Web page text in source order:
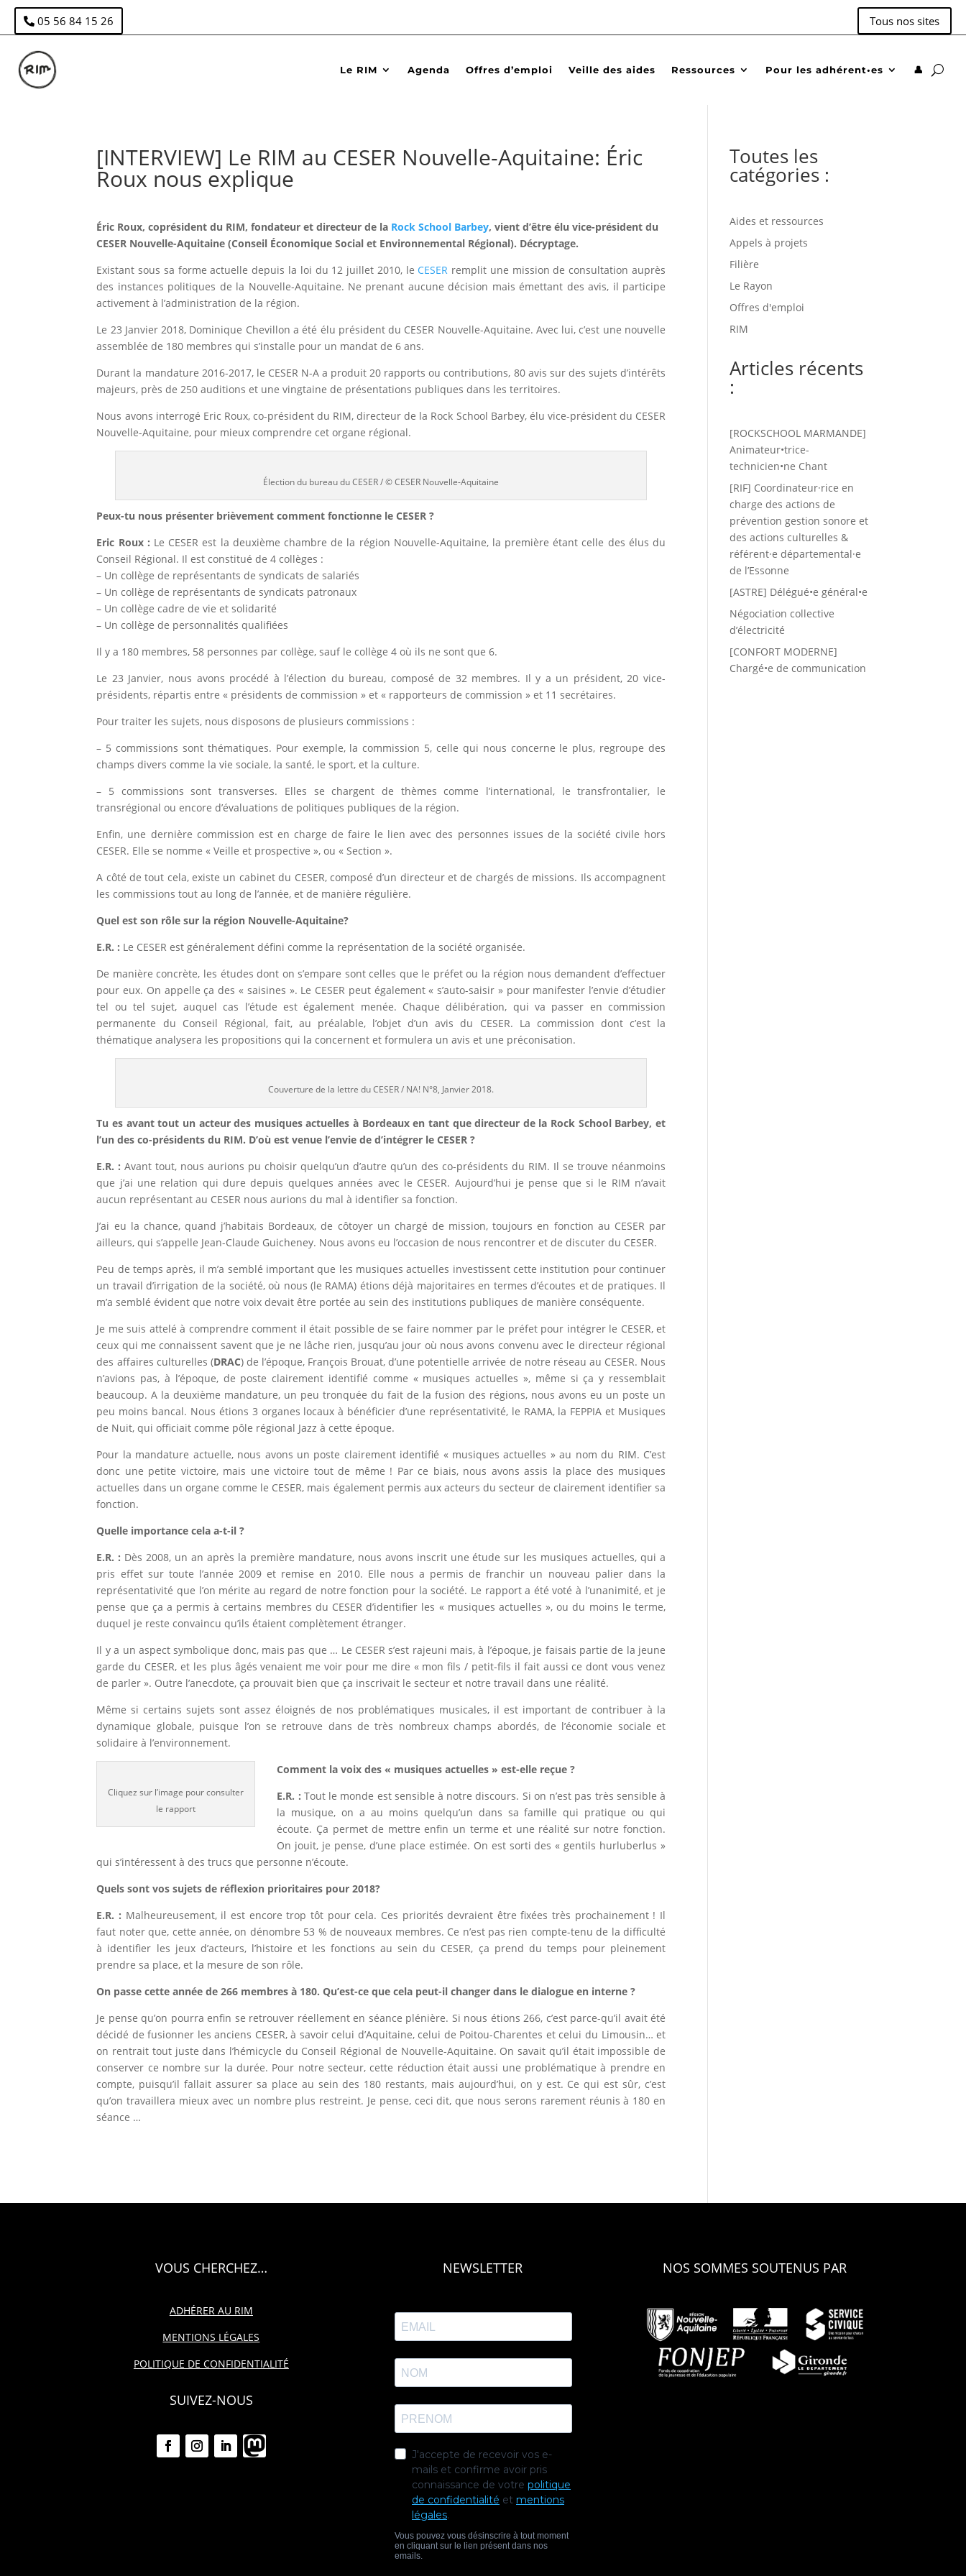
05 56 84 15 26 Tous nos sites
Le RIM Agenda Offres d’emploi Veille des aides Ressources Pour les adhérent•es 👤
[INTERVIEW] Le RIM au CESER Nouvelle-Aquitaine: Éric
Roux nous explique
Éric Roux, coprésident du RIM, fondateur et directeur de la Rock School Barbey, vient d’être élu vice-président du
CESER Nouvelle-Aquitaine (Conseil Économique Social et Environnemental Régional). Décryptage.
Existant sous sa forme actuelle depuis la loi du 12 juillet 2010, le CESER remplit une mission de consultation auprès
des instances politiques de la Nouvelle-Aquitaine. Ne prenant aucune décision mais émettant des avis, il participe
activement à l’administration de la région.
Le 23 Janvier 2018, Dominique Chevillon a été élu président du CESER Nouvelle-Aquitaine. Avec lui, c’est une nouvelle
assemblée de 180 membres qui s’installe pour un mandat de 6 ans.
Durant la mandature 2016-2017, le CESER N-A a produit 20 rapports ou contributions, 80 avis sur des sujets d’intérêts
majeurs, près de 250 auditions et une vingtaine de présentations publiques dans les territoires.
Nous avons interrogé Eric Roux, co-président du RIM, directeur de la Rock School Barbey, élu vice-président du CESER
Nouvelle-Aquitaine, pour mieux comprendre cet organe régional.
Élection du bureau du CESER / © CESER Nouvelle-Aquitaine
Peux-tu nous présenter brièvement comment fonctionne le CESER ?
Eric Roux : Le CESER est la deuxième chambre de la région Nouvelle-Aquitaine, la première étant celle des élus du
Conseil Régional. Il est constitué de 4 collèges :
– Un collège de représentants de syndicats de salariés
– Un collège de représentants de syndicats patronaux
– Un collège cadre de vie et solidarité
– Un collège de personnalités qualifiées
Il y a 180 membres, 58 personnes par collège, sauf le collège 4 où ils ne sont que 6.
Le 23 Janvier, nous avons procédé à l’élection du bureau, composé de 32 membres. Il y a un président, 20 vice-
présidents, répartis entre « présidents de commission » et « rapporteurs de commission » et 11 secrétaires.
Pour traiter les sujets, nous disposons de plusieurs commissions :
– 5 commissions sont thématiques. Pour exemple, la commission 5, celle qui nous concerne le plus, regroupe des
champs divers comme la vie sociale, la santé, le sport, et la culture.
– 5 commissions sont transverses. Elles se chargent de thèmes comme l’international, le transfrontalier, le
transrégional ou encore d’évaluations de politiques publiques de la région.
Enfin, une dernière commission est en charge de faire le lien avec des personnes issues de la société civile hors
CESER. Elle se nomme « Veille et prospective », ou « Section ».
A côté de tout cela, existe un cabinet du CESER, composé d’un directeur et de chargés de missions. Ils accompagnent
les commissions tout au long de l’année, et de manière régulière.
Quel est son rôle sur la région Nouvelle-Aquitaine?
E.R. : Le CESER est généralement défini comme la représentation de la société organisée.
De manière concrète, les études dont on s’empare sont celles que le préfet ou la région nous demandent d’effectuer
pour eux. On appelle ça des « saisines ». Le CESER peut également « s’auto-saisir » pour manifester l’envie d’étudier
tel ou tel sujet, auquel cas l’étude est également menée. Chaque délibération, qui va passer en commission
permanente du Conseil Régional, fait, au préalable, l’objet d’un avis du CESER. La commission dont c’est la
thématique analysera les propositions qui la concernent et formulera un avis et une préconisation.
Couverture de la lettre du CESER / NA! N°8, Janvier 2018.
Tu es avant tout un acteur des musiques actuelles à Bordeaux en tant que directeur de la Rock School Barbey, et
l’un des co-présidents du RIM. D’où est venue l’envie de d’intégrer le CESER ?
E.R. :Avant tout, nous aurions pu choisir quelqu’un d’autre qu’un des co-présidents du RIM. Il se trouve néanmoins
que j’ai une relation qui dure depuis quelques années avec le CESER. Aujourd’hui je pense que si le RIM n’avait
aucun représentant au CESER nous aurions du mal à identifier sa fonction.
J’ai eu la chance, quand j’habitais Bordeaux, de côtoyer un chargé de mission, toujours en fonction au CESER par
ailleurs, qui s’appelle Jean-Claude Guicheney. Nous avons eu l’occasion de nous rencontrer et de discuter du CESER.
Peu de temps après, il m’a semblé important que les musiques actuelles investissent cette institution pour continuer
un travail d’irrigation de la société, où nous (le RAMA) étions déjà majoritaires en termes d’écoutes et de pratiques. Il
m’a semblé évident que notre voix devait être portée au sein des institutions publiques de manière conséquente.
Je me suis attelé à comprendre comment il était possible de se faire nommer par le préfet pour intégrer le CESER, et
ceux qui me connaissent savent que je ne lâche rien, jusqu’au jour où nous avons convenu avec le directeur régional
des affaires culturelles (DRAC) de l’époque, François Brouat, d’une potentielle arrivée de notre réseau au CESER. Nous
n’avions pas, à l’époque, de poste clairement identifié comme « musiques actuelles », même si ça y ressemblait
beaucoup. A la deuxième mandature, un peu tronquée du fait de la fusion des régions, nous avons eu un poste un
peu moins bancal. Nous étions 3 organes locaux à bénéficier d’une représentativité, le RAMA, la FEPPIA et Musiques
de Nuit, qui officiait comme pôle régional Jazz à cette époque.
Pour la mandature actuelle, nous avons un poste clairement identifié « musiques actuelles » au nom du RIM. C’est
donc une petite victoire, mais une victoire tout de même ! Par ce biais, nous avons assis la place des musiques
actuelles dans un organe comme le CESER, mais également permis aux acteurs du secteur de clairement identifier sa
fonction.
Quelle importance cela a-t-il ?
E.R. : Dès 2008, un an après la première mandature, nous avons inscrit une étude sur les musiques actuelles, qui a
pris effet sur toute l’année 2009 et remise en 2010. Elle nous a permis de franchir un nouveau palier dans la
représentativité que l’on mérite au regard de notre fonction pour la société. Le rapport a été voté à l’unanimité, et je
pense que ça a permis à certains membres du CESER d’identifier les « musiques actuelles », ou du moins le terme,
duquel je reste convaincu qu’ils étaient complètement étranger.
Il y a un aspect symbolique donc, mais pas que … Le CESER s’est rajeuni mais, à l’époque, je faisais partie de la jeune
garde du CESER, et les plus âgés venaient me voir pour me dire « mon fils / petit-fils il fait aussi ce dont vous venez
de parler ». Outre l’anecdote, ça prouvait bien que ça inscrivait le secteur et notre travail dans une réalité.
Même si certains sujets sont assez éloignés de nos problématiques musicales, il est important de contribuer à la
dynamique globale, puisque l’on se retrouve dans de très nombreux champs abordés, de l’économie sociale et
solidaire à l’environnement.
Cliquez sur l’image pour consulter
le rapport
Comment la voix des « musiques actuelles » est-elle reçue ?
E.R. : Tout le monde est sensible à notre discours. Si on n’est pas très sensible à
la musique, on a au moins quelqu’un dans sa famille qui pratique ou qui
écoute. Ça permet de mettre enfin un terme et une réalité sur notre fonction.
On jouit, je pense, d’une place estimée. On est sorti des « gentils hurluberlus »
qui s’intéressent à des trucs que personne n’écoute.
Quels sont vos sujets de réflexion prioritaires pour 2018?
E.R. : Malheureusement, il est encore trop tôt pour cela. Ces priorités devraient être fixées très prochainement ! Il
faut noter que, cette année, on dénombre 53 % de nouveaux membres. Ce n’est pas rien compte-tenu de la difficulté
à identifier les jeux d’acteurs, l’histoire et les fonctions au sein du CESER, ça prend du temps pour pleinement
prendre sa place, et la mesure de son rôle.
On passe cette année de 266 membres à 180. Qu’est-ce que cela peut-il changer dans le dialogue en interne ?
Je pense qu’on pourra enfin se retrouver réellement en séance plénière. Si nous étions 266, c’est parce-qu’il avait été
décidé de fusionner les anciens CESER, à savoir celui d’Aquitaine, celui de Poitou-Charentes et celui du Limousin… et
on rentrait tout juste dans l’hémicycle du Conseil Régional de Nouvelle-Aquitaine. On savait qu’il était impossible de
conserver ce nombre sur la durée. Pour notre secteur, cette réduction était aussi une problématique à prendre en
compte, puisqu’il fallait assurer sa place au sein des 180 restants, mais aujourd’hui, on y est. Ce qui est sûr, c’est
qu’on travaillera mieux avec un nombre plus restreint. Je pense, ceci dit, que nous serons rarement réunis à 180 en
séance …
Toutes les
catégories :
Aides et ressources
Appels à projets
Filière
Le Rayon
Offres d'emploi
RIM
Articles récents
:
[ROCKSCHOOL MARMANDE]
Animateur•trice-
technicien•ne Chant
[RIF] Coordinateur·rice en
charge des actions de
prévention gestion sonore et
des actions culturelles &
référent·e départemental·e
de l’Essonne
[ASTRE] Délégué•e général•e
Négociation collective
d’électricité
[CONFORT MODERNE]
Chargé•e de communication
VOUS CHERCHEZ…
ADHÉRER AU RIM
MENTIONS LÉGALES
POLITIQUE DE CONFIDENTIALITÉ
SUIVEZ-NOUS
NEWSLETTER NOS SOMMES SOUTENUS PAR